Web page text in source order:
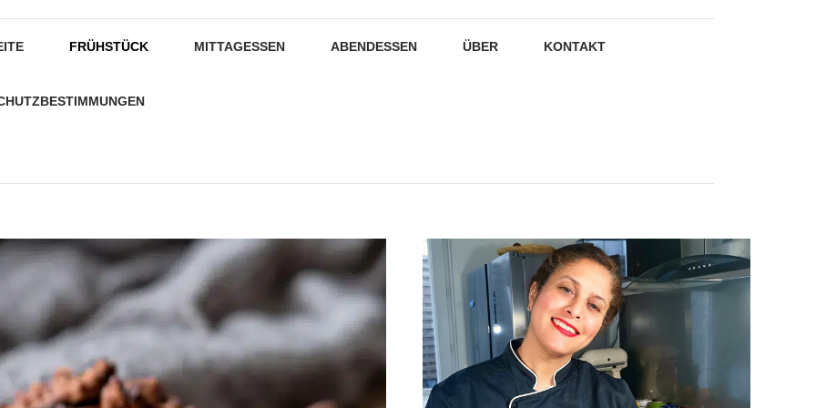
FRÜHSTÜCK MITTAGESSEN ABENDESSEN ÜBER KONTAKT